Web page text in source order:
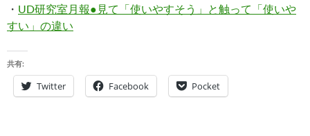
・ UD研究室月報●見て「使いやすそう」と触って「使いや
すい」の違い
共有:
Twitter Facebook Pocket